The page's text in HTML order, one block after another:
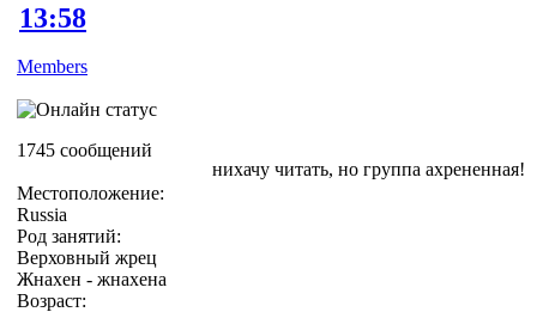
13:58
Members
1745 сообщений
Местоположение:
Russia
Род занятий:
Верховный жрец
Жнахен - жнахена
Возраст:
нихачу читать, но группа ахрененная!